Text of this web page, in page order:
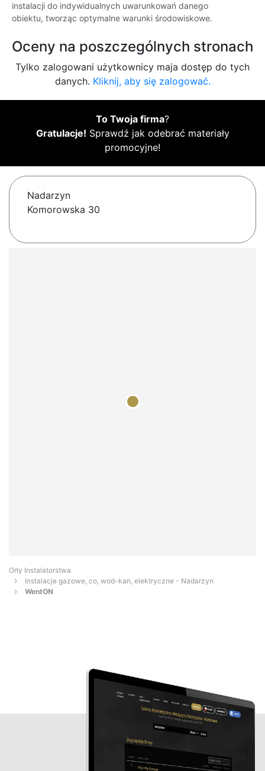
instalacji do indywidualnych uwarunkowań danego
obiektu, tworząc optymalne warunki środowiskowe.
Oceny na poszczególnych stronach
Tylko zalogowani użytkownicy maja dostęp do tych
danych. Kliknij, aby się zalogować.
To Twoja firma?
Gratulacje! Sprawdź jak odebrać materiały
promocyjne!
Nadarzyn
Komorowska 30
Orły Instalatorstwa
Instalacje gazowe, co, wod-kan, elektryczne - Nadarzyn
WentON